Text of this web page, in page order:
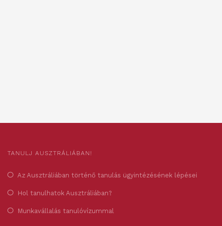
TANULJ AUSZTRÁLIÁBAN!
Az Ausztráliában történő tanulás ügyintézésének lépései
Hol tanulhatok Ausztráliában?
Munkavállalás tanulóvízummal